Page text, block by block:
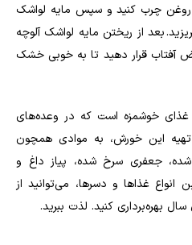
روغن چرب کنید و سپس مایه لواشک
بعد از ریختن مایه لواشک آلوچه
آفتاب قرار دهید تا به خوبی خشک
خوشمزه است که در وعده‌های
این خورش، به موادی همچون
جعفری سرخ شده، پیاز داغ و
انواع غذاها و دسرها، می‌توانید از
بهره‌برداری کنید. لذت ببرید.